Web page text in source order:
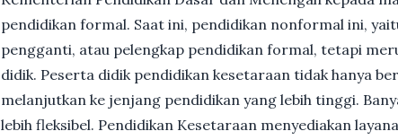
pendidikan formal. Saat ini, pendidikan nonformal ini,
pengganti, atau pelengkap pendidikan formal, tetapi
didik. Peserta didik pendidikan kesetaraan tidak hanya
melanjutkan ke jenjang pendidikan yang lebih tinggi.
lebih fleksibel. Pendidikan Kesetaraan menyediakan